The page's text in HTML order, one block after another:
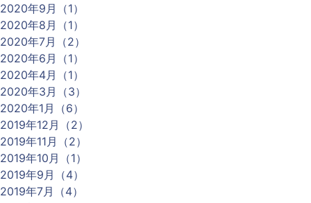
2020年9月（1）
2020年8月（1）
2020年7月（2）
2020年6月（1）
2020年4月（1）
2020年3月（3）
2020年1月（6）
2019年12月（2）
2019年11月（2）
2019年10月（1）
2019年9月（4）
2019年7月（4）